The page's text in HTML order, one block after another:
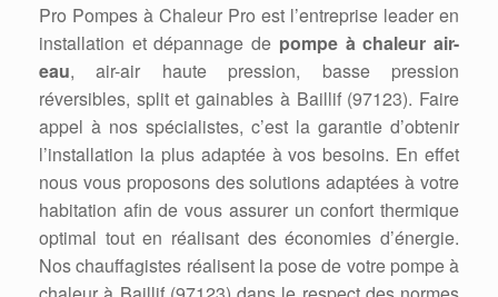
Pro Pompes à Chaleur Pro est l’entreprise leader en
installation et dépannage de pompe à chaleur air-
eau, air-air haute pression, basse pression
réversibles, split et gainables à Baillif (97123). Faire
appel à nos spécialistes, c’est la garantie d’obtenir
l’installation la plus adaptée à vos besoins. En effet
nous vous proposons des solutions adaptées à votre
habitation afin de vous assurer un confort thermique
optimal tout en réalisant des économies d’énergie.
Nos chauffagistes réalisent la pose de votre pompe à